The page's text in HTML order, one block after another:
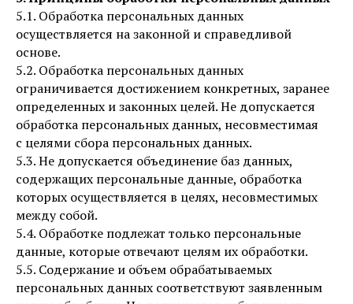
5.1. Обработка персональных данных
осуществляется на законной и справедливой
основе.
5.2. Обработка персональных данных
ограничивается достижением конкретных, заранее
определенных и законных целей. Не допускается
обработка персональных данных, несовместимая
с целями сбора персональных данных.
5.3. Не допускается объединение баз данных,
содержащих персональные данные, обработка
которых осуществляется в целях, несовместимых
между собой.
5.4. Обработке подлежат только персональные
данные, которые отвечают целям их обработки.
5.5. Содержание и объем обрабатываемых
персональных данных соответствуют заявленным